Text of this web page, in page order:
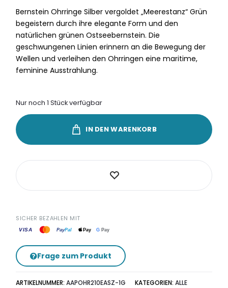
Bernstein Ohrringe Silber vergoldet „Meerestanz“ Grün
begeistern durch ihre elegante Form und den
natürlichen grünen Ostseebernstein. Die
geschwungenen Linien erinnern an die Bewegung der
Wellen und verleihen den Ohrringen eine maritime,
feminine Ausstrahlung.
Nur noch 1 Stück verfügbar
IN DEN WARENKORB
SICHER BEZAHLEN MIT
VISA PayPal Pay G Pay
Frage zum Produkt
ARTIKELNUMMER:AAPOHR210EASZ-1G KATEGORIEN:ALLE